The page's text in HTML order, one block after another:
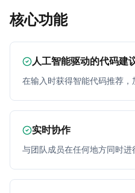
核心功能
人工智能驱动的代码建
在输入时获得智能代码推荐，
实时协作
与团队成员在任何地方同时进